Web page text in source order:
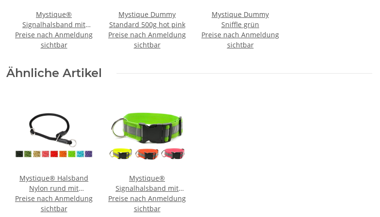
Mystique®
Signalhalsband mit
Klettverschluss
Reflexhalsband 50cm
Preise nach Anmeldung
sichtbar
Mystique Dummy
Standard 500g hot pink
Preise nach Anmeldung
sichtbar
Mystique Dummy
Sniffle grün
Preise nach Anmeldung
sichtbar
Ähnliche Artikel
Mystique® Halsband
Nylon rund mit
Zugbegrenzung 8mm
Preise nach Anmeldung
sichtbar
Mystique®
Signalhalsband mit
Klickverschluss 40mm
Preise nach Anmeldung
sichtbar